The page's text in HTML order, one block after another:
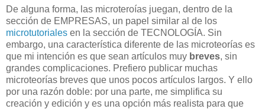
De alguna forma, las microteroías juegan, dentro de la
sección de EMPRESAS, un papel similar al de los
microtutoriales en la sección de TECNOLOGÍA. Sin
embargo, una característica diferente de las microteorías es
que mi intención es que sean artículos muy breves, sin
grandes complicaciones. Prefiero publicar muchas
microteorías breves que unos pocos artículos largos. Y ello
por una razón doble: por una parte, me simplifica su
creación y edición y es una opción más realista para que